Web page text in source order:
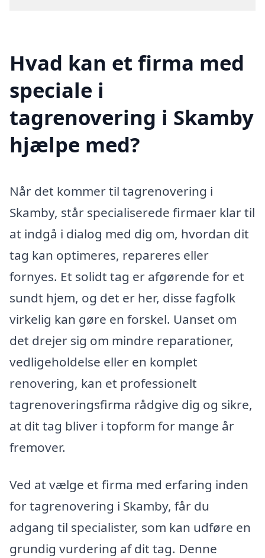
Hvad kan et firma med
speciale i
tagrenovering i Skamby
hjælpe med?
Når det kommer til tagrenovering i
Skamby, står specialiserede firmaer klar til
at indgå i dialog med dig om, hvordan dit
tag kan optimeres, repareres eller
fornyes. Et solidt tag er afgørende for et
sundt hjem, og det er her, disse fagfolk
virkelig kan gøre en forskel. Uanset om
det drejer sig om mindre reparationer,
vedligeholdelse eller en komplet
renovering, kan et professionelt
tagrenoveringsfirma rådgive dig og sikre,
at dit tag bliver i topform for mange år
fremover.
Ved at vælge et firma med erfaring inden
for tagrenovering i Skamby, får du
adgang til specialister, som kan udføre en
grundig vurdering af dit tag. Denne